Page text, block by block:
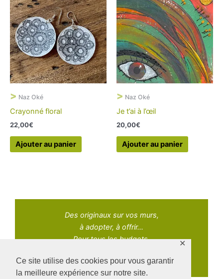
Ce site utilise des cookies pour vous garantir
la meilleure expérience sur notre site.
✕
> Naz Oké
Crayonné floral
22,00€
Ajouter au panier
> Naz Oké
Je t’ai à l’œil
20,00€
Ajouter au panier
Des originaux sur vos murs,
à adopter, à offrir...
Pour tous les budgets.